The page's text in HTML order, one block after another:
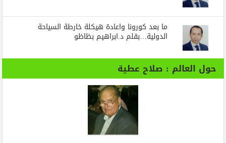
ما بعد كورونا واعادة هيكلة خارطة السياحة
الدولية…بقلم د.ابراهيم بظاظو
حول العالم : صلاح عطية